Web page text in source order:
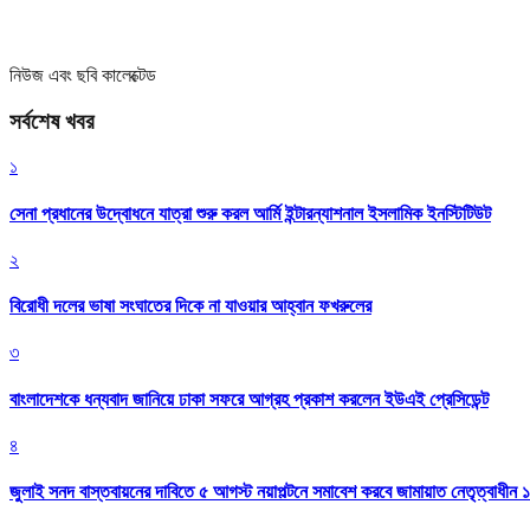
নিউজ এবং ছবি কালেক্টেড
সর্বশেষ খবর
১
সেনা প্রধানের উদ্বোধনে যাত্রা শুরু করল আর্মি ইন্টারন্যাশনাল ইসলামিক ইনস্টিটিউট
২
বিরোধী দলের ভাষা সংঘাতের দিকে না যাওয়ার আহ্বান ফখরুলের
৩
বাংলাদেশকে ধন্যবাদ জানিয়ে ঢাকা সফরে আগ্রহ প্রকাশ করলেন ইউএই প্রেসিডেন্ট
৪
জুলাই সনদ বাস্তবায়নের দাবিতে ৫ আগস্ট নয়াপল্টনে সমাবেশ করবে জামায়াত নেতৃত্বাধীন